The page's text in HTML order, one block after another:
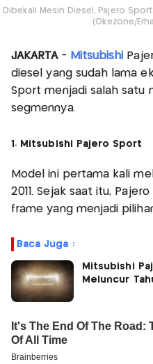
Dibekali Mesin Diesel, Pajero
(Okezone/
JAKARTA- Mitsubishi
diesel yang sudah lama
Sport menjadi salah satu
segmennya.
1. Mitsubishi Pajero Sport
Model ini pertama kali
2011. Sejak saat itu,
frame yang menjadi
Baca Juga :
Mitsubishi
Meluncur